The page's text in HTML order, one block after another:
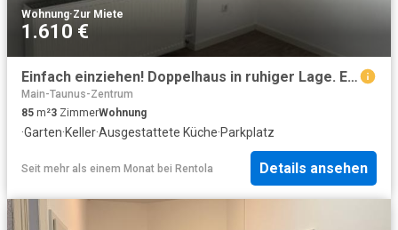
Wohnung·Zur Miete
1.610 €
Einfach einziehen! Doppelhaus in ruhiger Lage. EBK, Garage, Garten. Perfekte Anbindung nach Frankfurt
Main-Taunus-Zentrum
85 m²3 ZimmerWohnung
·Garten·Keller·Ausgestattete Küche·Parkplatz
Seit mehr als einem Monat bei Rentola Details ansehen